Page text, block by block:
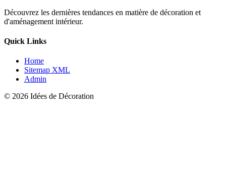
Découvrez les dernières tendances en matière de décoration et
d'aménagement intérieur.
Quick Links
Home
Sitemap XML
Admin
© 2026 Idées de Décoration